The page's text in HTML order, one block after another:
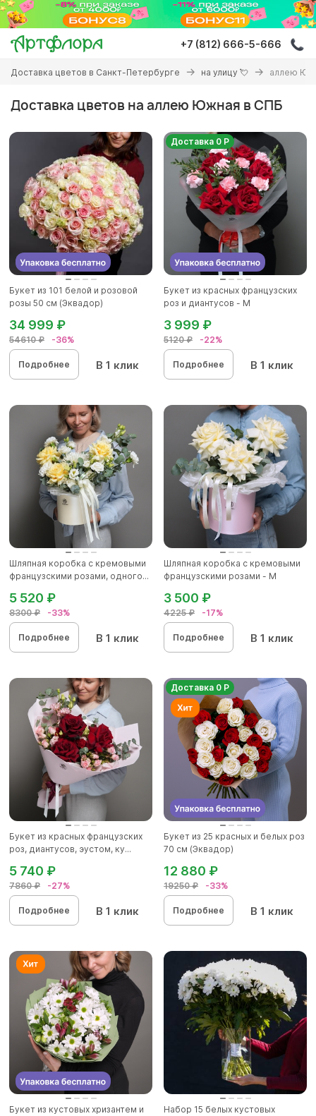
Перейти
основному
содержанию
+7 (812) 666-5-666
Вы
здесь
Доставка цветов в Санкт-Петербурге на улицу 💘 аллею
Доставка цветов на аллею Южная в СПБ
Букет из 101 белой и розовой
розы 50 см (Эквадор)
54610 ₽ -36%
34 999 ₽
Подробнее В 1 клик
Доставка 0 Р
Букет из красных французских
роз и диантусов - M
5120 ₽ -22%
3 999 ₽
Подробнее В 1 клик
Шляпная коробка с кремовыми
французскими розами, одного...
8300 ₽ -33%
5 520 ₽
Подробнее В 1 клик
Шляпная коробка с кремовыми
французскими розами - M
4225 ₽ -17%
3 500 ₽
Подробнее В 1 клик
Букет из красных французских
роз, диантусов, эустом, ку...
7860 ₽ -27%
5 740 ₽
Подробнее В 1 клик
Доставка 0 Р
Букет из 25 красных и белых роз
70 см (Эквадор)
19250 ₽ -33%
12 880 ₽
Подробнее В 1 клик
Букет из кустовых хризантем и
Набор 15 белых кустовых